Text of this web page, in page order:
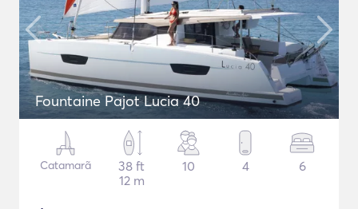
Fountaine Pajot Lucia 40
Catamarã
38 ft
12 m
10 4 6